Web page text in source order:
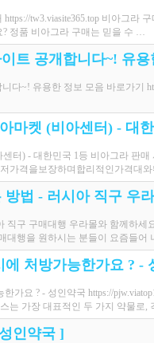
tw3.viasite365.top 비아그
정품 비아그라 구매는 믿을 수 …
트 공개합니다~! 유
다~! 유용한 정보 모음 바로가기
마켓 (비아센터) - 대
센터) - 대한민국 1등 비아그라
가격을보장하며합리적인가격대
법 - 러시아 직구 우
직구 구매대행 우라몰와 함께하세
대행을 원하시는 분들이 요즘들어
처방가능한가요 ? -
가요 ? - 성인약국 https://
는 가장 대표적인 두 가지 약물로,
인약국 ]